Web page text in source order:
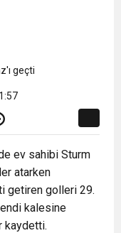
ev sahibi Sturm
atarken
getiren golleri 29.
kalesine
kaydetti.